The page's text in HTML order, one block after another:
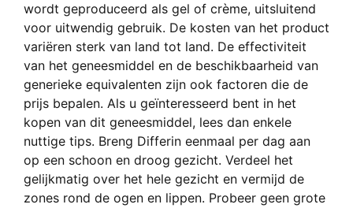
wordt geproduceerd als gel of crème, uitsluitend
voor uitwendig gebruik. De kosten van het product
variëren sterk van land tot land. De effectiviteit
van het geneesmiddel en de beschikbaarheid van
generieke equivalenten zijn ook factoren die de
prijs bepalen. Als u geïnteresseerd bent in het
kopen van dit geneesmiddel, lees dan enkele
nuttige tips. Breng Differin eenmaal per dag aan
op een schoon en droog gezicht. Verdeel het
gelijkmatig over het hele gezicht en vermijd de
zones rond de ogen en lippen. Probeer geen grote